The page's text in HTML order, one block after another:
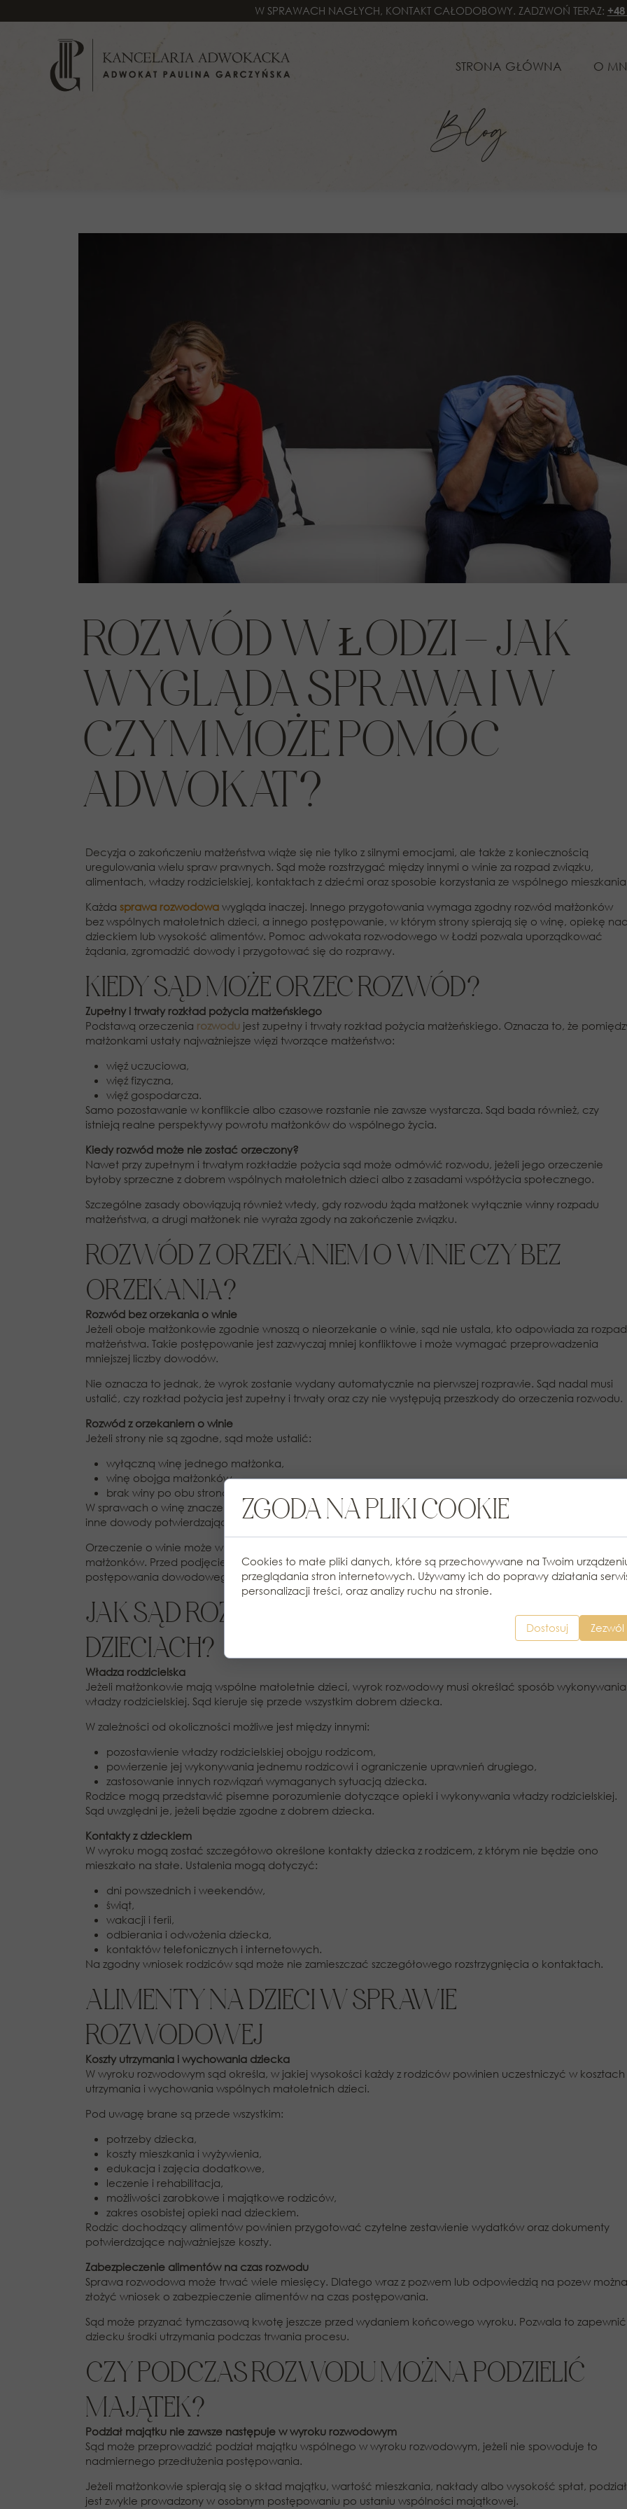
Blog
STRONA GŁÓWNA O
W SPRAWACH NAGŁYCH, KONTAKT CAŁODOBOWY. ZADZWOŃ TERAZ:
ROZWÓD W ŁODZI – JAK
WYGLĄDA SPRAWA I W
CZYM MOŻE POMÓC
ADWOKAT?
Decyzja o zakończeniu małżeństwa wiąże się nie tylko z silnymi emocjami, ale także z koniecznością
uregulowania wielu spraw prawnych. Sąd może rozstrzygać między innymi o winie za rozpad związku,
alimentach, władzy rodzicielskiej, kontaktach z dziećmi oraz sposobie korzystania ze wspólnego
Każda sprawa rozwodowa wygląda inaczej. Innego przygotowania wymaga zgodny rozwód małżonków
bez wspólnych małoletnich dzieci, a innego postępowanie, w którym strony spierają się o winę, opiekę
dzieckiem lub wysokość alimentów. Pomoc adwokata rozwodowego w Łodzi pozwala uporządkować
żądania, zgromadzić dowody i przygotować się do rozprawy.
KIEDY SĄD MOŻE ORZEC ROZWÓD?
Zupełny i trwały rozkład pożycia małżeńskiego
Podstawą orzeczenia rozwodu jest zupełny i trwały rozkład pożycia małżeńskiego. Oznacza to, że
małżonkami ustały najważniejsze więzi tworzące małżeństwo:
więź uczuciowa,
więź fizyczna,
więź gospodarcza.
Samo pozostawanie w konflikcie albo czasowe rozstanie nie zawsze wystarcza. Sąd bada również, czy
istnieją realne perspektywy powrotu małżonków do wspólnego życia.
Kiedy rozwód może nie zostać orzeczony?
Nawet przy zupełnym i trwałym rozkładzie pożycia sąd może odmówić rozwodu, jeżeli jego orzeczenie
byłoby sprzeczne z dobrem wspólnych małoletnich dzieci albo z zasadami współżycia społecznego.
Szczególne zasady obowiązują również wtedy, gdy rozwodu żąda małżonek wyłącznie winny rozpadu
małżeństwa, a drugi małżonek nie wyraża zgody na zakończenie związku.
ROZWÓD Z ORZEKANIEM O WINIE CZY BEZ
ORZEKANIA?
Rozwód bez orzekania o winie
Jeżeli oboje małżonkowie zgodnie wnoszą o nieorzekanie o winie, sąd nie ustala, kto odpowiada za rozpad
małżeństwa. Takie postępowanie jest zazwyczaj mniej konfliktowe i może wymagać przeprowadzenia
mniejszej liczby dowodów.
Nie oznacza to jednak, że wyrok zostanie wydany automatycznie na pierwszej rozprawie. Sąd nadal musi
ustalić, czy rozkład pożycia jest zupełny i trwały oraz czy nie występują przeszkody do orzeczenia rozwodu.
Rozwód z orzekaniem o winie
Jeżeli strony nie są zgodne, sąd może ustalić:
wyłączną winę jednego małżonka,
winę obojga małżonków,
brak winy po obu stronach.
W sprawach o winę znaczenie mogą mieć zeznania świadków, wiadomości, dokumenty, nagrania oraz
inne dowody potwierdzające przyczyny rozpadu małżeństwa.
Orzeczenie o winie może wpływać na możliwość dochodzenia alimentów przez jednego z byłych
małżonków. Przed podjęciem decyzji warto jednak ocenić, czy prowadzenie rozbudowanego
postępowania dowodowego jest w konkretnej sytuacji uzasadnione.
JAK SĄD ROZSTRZYGA O WSPÓLNYCH
DZIECIACH?
Władza rodzicielska
Jeżeli małżonkowie mają wspólne małoletnie dzieci, wyrok rozwodowy musi określać sposób wykonywania
władzy rodzicielskiej. Sąd kieruje się przede wszystkim dobrem dziecka.
W zależności od okoliczności możliwe jest między innymi:
pozostawienie władzy rodzicielskiej obojgu rodzicom,
powierzenie jej wykonywania jednemu rodzicowi i ograniczenie uprawnień drugiego,
zastosowanie innych rozwiązań wymaganych sytuacją dziecka.
Rodzice mogą przedstawić pisemne porozumienie dotyczące opieki i wykonywania władzy rodzicielskiej.
Sąd uwzględni je, jeżeli będzie zgodne z dobrem dziecka.
Kontakty z dzieckiem
W wyroku mogą zostać szczegółowo określone kontakty dziecka z rodzicem, z którym nie będzie ono
mieszkało na stałe. Ustalenia mogą dotyczyć:
dni powszednich i weekendów,
świąt,
wakacji i ferii,
odbierania i odwożenia dziecka,
kontaktów telefonicznych i internetowych.
Na zgodny wniosek rodziców sąd może nie zamieszczać szczegółowego rozstrzygnięcia o kontaktach.
ALIMENTY NA DZIECI W SPRAWIE
ROZWODOWEJ
Koszty utrzymania i wychowania dziecka
W wyroku rozwodowym sąd określa, w jakiej wysokości każdy z rodziców powinien uczestniczyć w kosztach
utrzymania i wychowania wspólnych małoletnich dzieci.
Pod uwagę brane są przede wszystkim:
potrzeby dziecka,
koszty mieszkania i wyżywienia,
edukacja i zajęcia dodatkowe,
leczenie i rehabilitacja,
możliwości zarobkowe i majątkowe rodziców,
zakres osobistej opieki nad dzieckiem.
Rodzic dochodzący alimentów powinien przygotować czytelne zestawienie wydatków oraz dokumenty
potwierdzające najważniejsze koszty.
Zabezpieczenie alimentów na czas rozwodu
Sprawa rozwodowa może trwać wiele miesięcy. Dlatego wraz z pozwem lub odpowiedzią na pozew można
złożyć wniosek o zabezpieczenie alimentów na czas postępowania.
Sąd może przyznać tymczasową kwotę jeszcze przed wydaniem końcowego wyroku. Pozwala to zapewnić
dziecku środki utrzymania podczas trwania procesu.
CZY PODCZAS ROZWODU MOŻNA PODZIELIĆ
MAJĄTEK?
Podział majątku nie zawsze następuje w wyroku rozwodowym
Sąd może przeprowadzić podział majątku wspólnego w wyroku rozwodowym, jeżeli nie spowoduje to
nadmiernego przedłużenia postępowania.
Jeżeli małżonkowie spierają się o skład majątku, wartość mieszkania, nakłady albo wysokość spłat, podział
jest zwykle prowadzony w osobnym postępowaniu po ustaniu wspólności majątkowej.
ZGODA NA PLIKI COOKIE
Cookies to małe pliki danych, które są przechowywane na Twoim
przeglądania stron internetowych. Używamy ich do poprawy działania
personalizacji treści, oraz analizy ruchu na stronie.
Dostosuj